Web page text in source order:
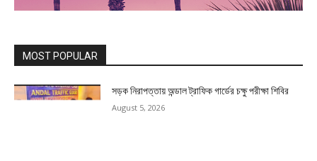
MOST POPULAR
সড়ক নিরাপত্তায় অন্ডাল ট্রাফিক গার্ডের চক্ষু পরীক্ষা শিবির
August 5, 2026